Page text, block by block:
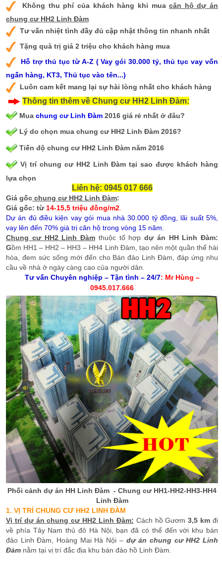
Không thu phí của khách hàng khi muacăn hộ dự án
chung cư HH2 Linh Đàm
Tư vấn nhiệt tình đầy đủ cập nhật thông tin nhanh nhất
Tặng quà trị giá 2 triệu cho khách hàng mua
Hỗ trợ thủ tục từ A-Z ( Vay gói 30.000 tỷ, thủ tục vay vốn
ngấn hàng, KT3, Thủ tục vào tên...)
Luôn cam kết mang lại sự hài lòng nhất cho khách hàng
Thông tin thêm về Chung cư HH2 Linh Đàm:
Mua chung cư Linh Đàm 2016 giá rẻ nhất ở đâu?
Lý do chọn mua chung cư HH2 Linh Đàm 2016?
Tiến độ chung cư HH2 Linh Đàm năm 2016
Vị trí chung cư HH2 Linh Đàm tại sao được khách hàng
lựa chọn
Liên hệ: 0945 017 666
Giá gốc chung cư HH2 Linh Đàm:
Giá gốc: từ14-15,5 triệu đồng/m2.
Dự án đủ điều kiện vay gói mua nhà 30.000 tỷ đồng, lãi suất 5%,
vay lên đến 70% giá trị căn hộ trong vòng 15 năm.
Chung cư HH2 Linh Đàm thuộc tổ hợp dự án HH Linh Đàm:
Gồm HH1 – HH2 – HH3 – HH4 Linh Đàm, tạo nên một quần thể hài
hòa, đem sức sống mới đến cho Bán đảo Linh Đàm, đáp ứng nhu
cầu về nhà ở ngày càng cao của người dân.
Tư vấn Chuyên nghiệp – Tận tình – 24/7: Mr Hùng –
0945.017.666
Phối cảnh dự án HH Linh Đàm - Chung cư HH1-HH2-HH3-HH4
Linh Đàm
1. VỊ TRÍ CHUNG CƯ HH2 LINH ĐÀM
Vị trí dự án chung cư HH2 Linh Đàm: Cách hồ Gươm3,5 km đi
về phía Tây Nam thủ đô Hà Nội, bạn đã có thể đến với khu bán
đảo Linh Đàm, Hoàng Mai Hà Nội –dự án chung cư HH2 Linh
Đàm nằm tại vị trí đắc địa khu bán đảo hồ Linh Đàm.